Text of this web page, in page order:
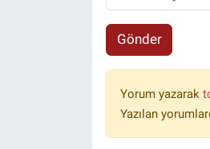
Gönder
Yorum yazarak
Yazılan